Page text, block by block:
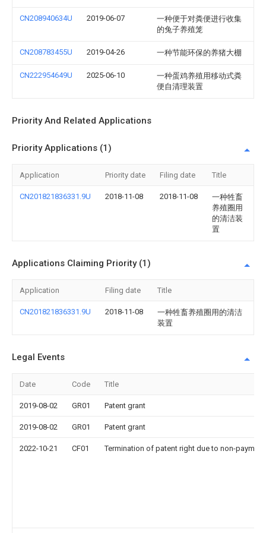
CN208940634U 2019-06-07
一种便于对粪便进行收集
的兔子养殖笼
CN208783455U 2019-04-26 一种节能环保的养猪大棚
CN222954649U 2025-06-10
一种蛋鸡养殖用移动式粪
便自清理装置
Priority And Related Applications
Priority Applications (1)
Application Priority date Filing date Title
CN201821836331.9U 2018-11-08 2018-11-08
一种牲畜
养殖圈用
的清洁装
置
Applications Claiming Priority (1)
Application Filing date Title
CN201821836331.9U 2018-11-08
一种牲畜养殖圈用的清洁
装置
Legal Events
Date Code Title
2019-08-02 GR01 Patent grant
2019-08-02 GR01 Patent grant
2022-10-21 CF01 Termination of patent right due to non-